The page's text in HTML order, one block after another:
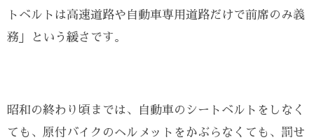
トベルトは高速道路や自動車専用道路だけで前席のみ義
務」という緩さです。
昭和の終わり頃までは、自動車のシートベルトをしなく
ても、原付バイクのヘルメットをかぶらなくても、罰せ